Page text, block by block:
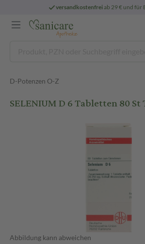
versandkostenfreiab 29 € und für
D-Potenzen O-Z
SELENIUM D 6 Tabletten 80
Abbildung kann abweichen